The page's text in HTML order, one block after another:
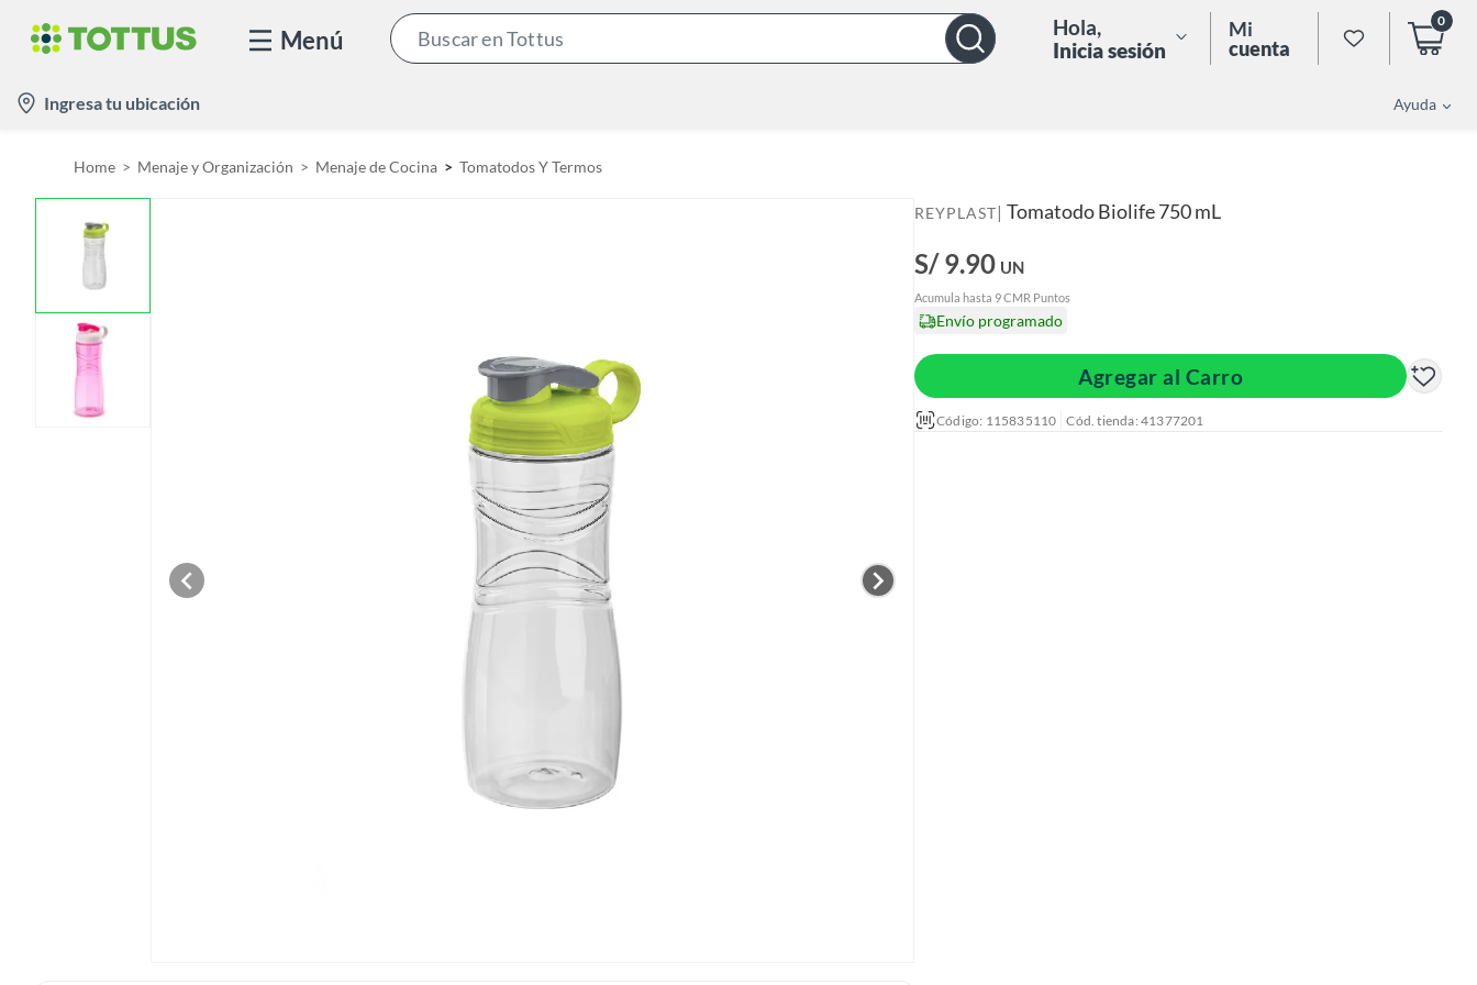
Menú Hola,
Inicia sesión
Mi
cuenta
0
Ingresa tu ubicación Ayuda
Home Menaje y Organización Menaje de Cocina Tomatodos Y Termos
REYPLAST| Tomatodo Biolife 750 mL
S/ 9.90 UN
Acumula hasta 9 CMR Puntos
Envío programado
Agregar al Carro
Código: 115835110 Cód. tienda: 41377201